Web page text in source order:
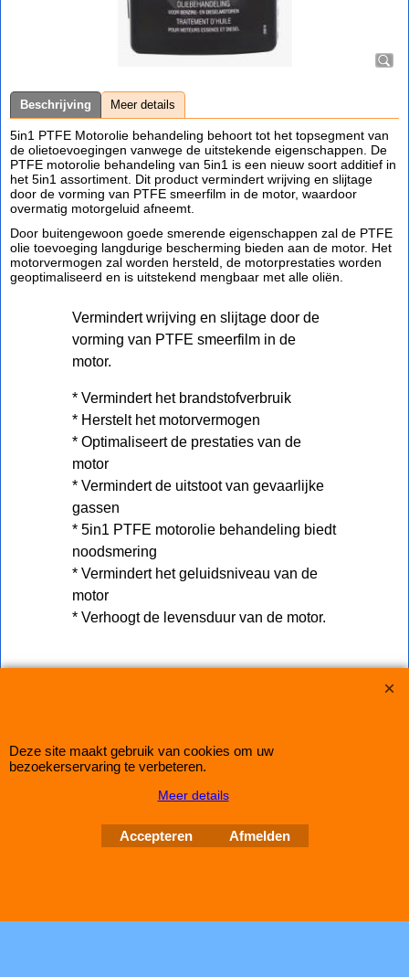
Beschrijving Meer details
5in1 PTFE Motorolie behandeling behoort tot het topsegment van
de olietoevoegingen vanwege de uitstekende eigenschappen. De
PTFE motorolie behandeling van 5in1 is een nieuw soort additief in
het 5in1 assortiment. Dit product vermindert wrijving en slijtage
door de vorming van PTFE smeerfilm in de motor, waardoor
overmatig motorgeluid afneemt.
Door buitengewoon goede smerende eigenschappen zal de PTFE
olie toevoeging langdurige bescherming bieden aan de motor. Het
motorvermogen zal worden hersteld, de motorprestaties worden
geoptimaliseerd en is uitstekend mengbaar met alle oliën.
Vermindert wrijving en slijtage door de
vorming van PTFE smeerfilm in de
motor.
* Vermindert het brandstofverbruik
* Herstelt het motorvermogen
* Optimaliseert de prestaties van de
motor
* Vermindert de uitstoot van gevaarlijke
gassen
* 5in1 PTFE motorolie behandeling biedt
noodsmering
* Vermindert het geluidsniveau van de
motor
* Verhoogt de levensduur van de motor.
Webwinkel gemaakt met
ShopFactory webwinkel
software.
Deze site maakt gebruik van cookies om uw
bezoekerservaring te verbeteren.
Meer details
Accepteren Afmelden